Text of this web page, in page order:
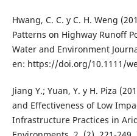
Hwang, C. C. y C. H. Weng
Patterns on Highway Runoff
Water and Environment
en: https://doi.org/10.1111/
Jiang Y.; Yuan, Y. y H. Piza
and Effectiveness of Low
Infrastructure Practices in